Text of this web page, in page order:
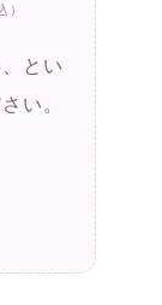
）
とい
い。